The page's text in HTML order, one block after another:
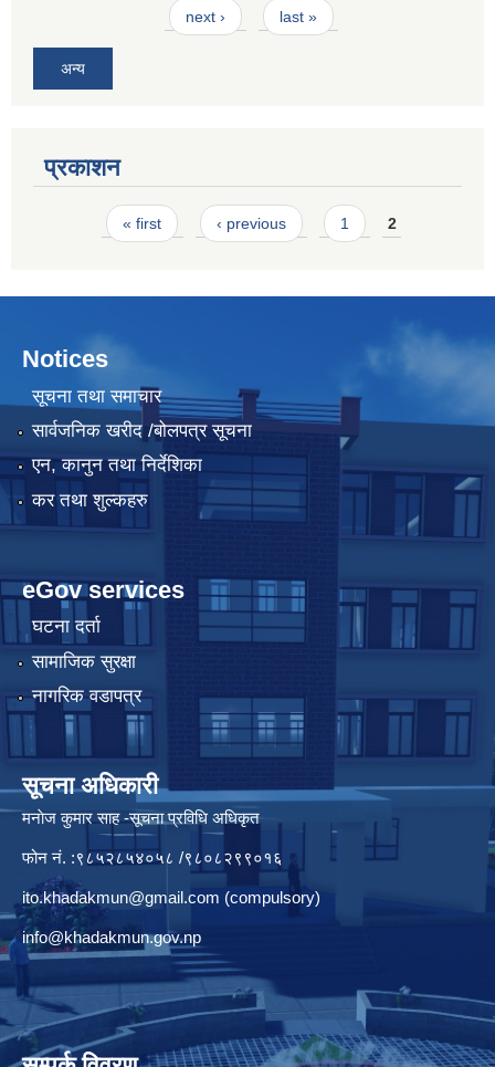
next › last »
अन्य
प्रकाशन
Pages« first ‹ previous 1 2
Notices
सूचना तथा समाचार
सार्वजनिक खरीद /बोलपत्र सूचना
एन, कानुन तथा निर्देशिका
कर तथा शुल्कहरु
eGov services
घटना दर्ता
सामाजिक सुरक्षा
नागरिक वडापत्र
सूचना अधिकारी
मनाेज कुमार साह -सूचना प्रविधि अधिकृत
फोन नं. :९८५२८५४०५८ /९८०८२९९०१६
ito.khadakmun@gmail.com (compulsory)
info@khadakmun.gov.np